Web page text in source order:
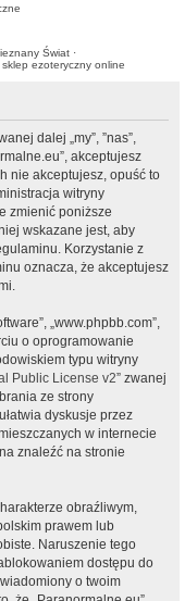
Świat·
ezoteryczny online
dalej „my”, ”nas”,
akceptujesz
nie akceptujesz, opuść to
witryny
zmienić poniższe
wskazane jest, aby
Korzystanie z
oznacza, że akceptujesz
„www.phpbb.com”,
o oprogramowanie
typu witryny
Public License v2” zwanej
ze strony
dyskusje przez
w internecie
znaleźć na stronie
obraźliwym,
prawem lub
Naruszenie tego
dostępu do
o twoim